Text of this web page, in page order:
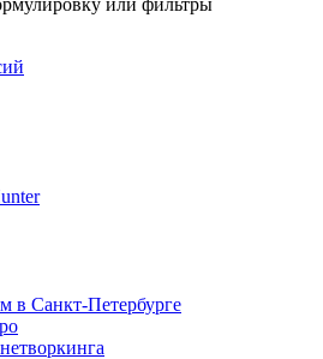
в Санкт-Петербурге